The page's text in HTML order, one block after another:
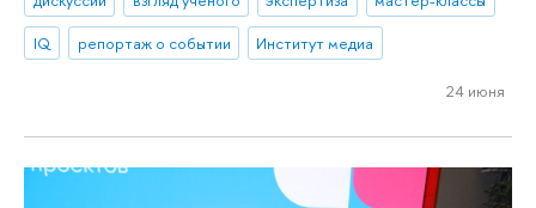
IQ
репортаж о событии Институт медиа
24 июня